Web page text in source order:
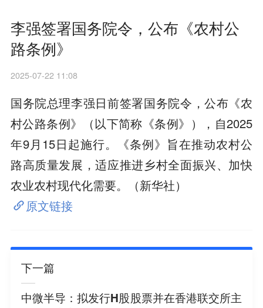
李强签署国务院令，公布《农村公
路条例》
2025-07-22 11:08
国务院总理李强日前签署国务院令，公布《农
村公路条例》（以下简称《条例》），自2025
年9月15日起施行。《条例》旨在推动农村公
路高质量发展，适应推进乡村全面振兴、加快
农业农村现代化需要。（新华社）
原文链接
下一篇
中微半导：拟发行H股股票并在香港联交所主